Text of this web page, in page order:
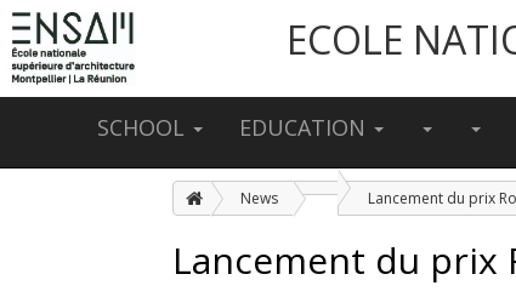
ECOLE
SCHOOL EDUCATION
News
Lancement du prix